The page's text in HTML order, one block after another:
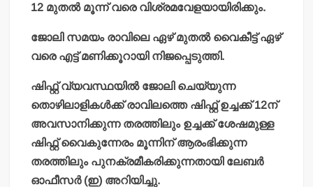
12 മുതല്‍ മൂന്ന് വരെ വിശ്രമവേളയായിരിക്കും.
ജോലി സമയം രാവിലെ ഏഴ് മുതല്‍ വൈകീട്ട് ഏഴ്
വരെ എട്ട് മണിക്കൂറായി നിജപ്പെടുത്തി.
ഷിഫ്റ്റ് വ്യവസ്ഥയില്‍ ജോലി ചെയ്യുന്ന
തൊഴിലാളികള്‍ക്ക് രാവിലത്തെ ഷിഫ്റ്റ് ഉച്ചക്ക് 12ന്
അവസാനിക്കുന്ന തരത്തിലും ഉച്ചക്ക് ശേഷമുള്ള
ഷിഫ്റ്റ് വൈകുന്നേരം മൂന്നിന് ആരംഭിക്കുന്ന
തരത്തിലും പുനക്രമീകരിക്കുന്നതായി ലേബര്‍
ഓഫീസര്‍ (ഇ) അറിയിച്ചു.